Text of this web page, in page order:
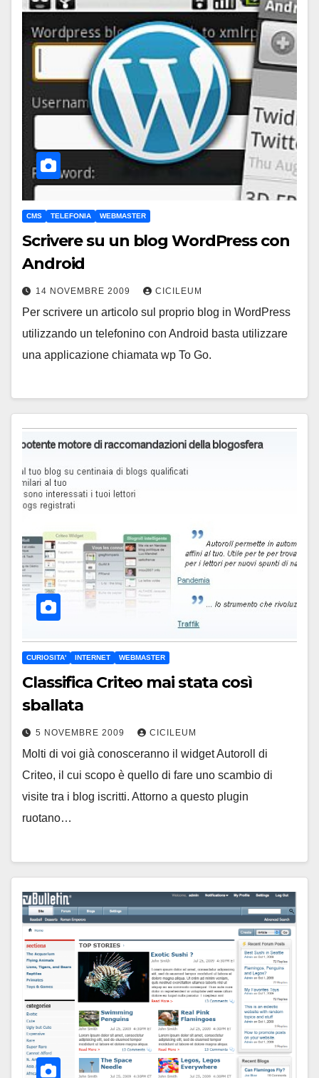
CMS TELEFONIA WEBMASTER
Scrivere su un blog WordPress con
Android
14 NOVEMBRE 2009 CICILEUM
Per scrivere un articolo sul proprio blog in WordPress
utilizzando un telefonino con Android basta utilizzare
una applicazione chiamata wp To Go.
CURIOSITA' INTERNET WEBMASTER
Classifica Criteo mai stata così
sballata
5 NOVEMBRE 2009 CICILEUM
Molti di voi già conosceranno il widget Autoroll di
Criteo, il cui scopo è quello di fare uno scambio di
visite tra i blog iscritti. Attorno a questo plugin
ruotano…